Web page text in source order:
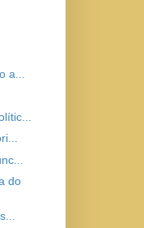
a...
do